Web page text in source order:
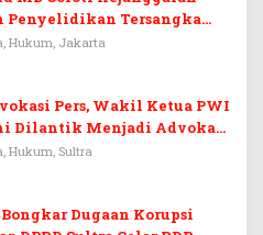
Penyelidikan Tersangka
Hukum, Jakarta
Pers, Wakil Ketua PWI
Dilantik Menjadi Advokat
Hukum, Sultra
Dugaan Korupsi